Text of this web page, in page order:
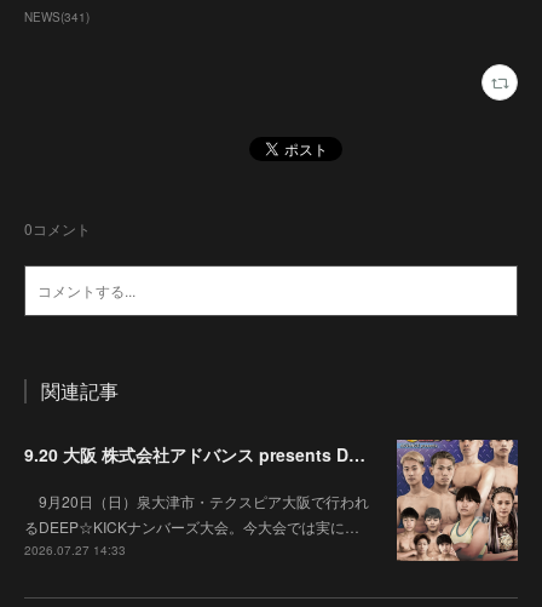
NEWS(341)
0コメント
関連記事
9.20 大阪 株式会社アドバンス presents DEEP☆KICK 79･80 7月の準決勝を勝ち抜いた6名による-53kg･-65kg･QUEEN-46kgと3つの王座決定戦の開催が決定！
9月20日（日）泉大津市・テクスピア大阪で行われ
るDEEP☆KICKナンバーズ大会。今大会では実に…
2026.07.27 14:33